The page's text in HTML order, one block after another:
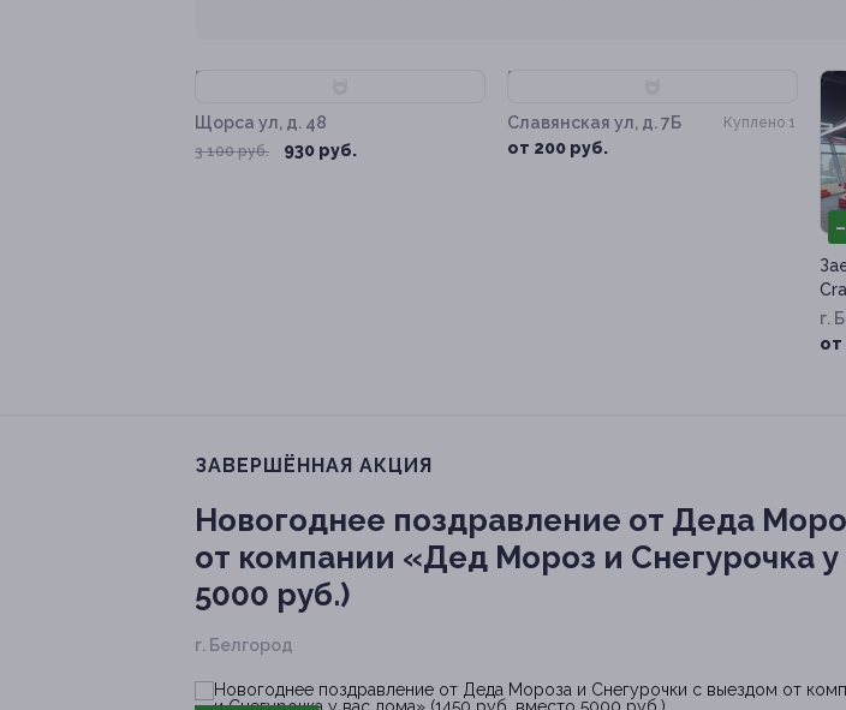
Щорса ул, д. 48
3 100 руб. 930 руб.
Славянская ул, д. 7Б
от 200 руб.
Куплено 1
г.
от
ЗАВЕРШЁННАЯ АКЦИЯ
Новогоднее поздравление от Деда
от компании «Дед Мороз и Снегурочка
5000 руб.)
г. Белгород